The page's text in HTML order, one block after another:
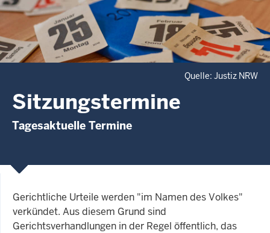
Quelle: Justiz NRW
Sitzungstermine
Tagesaktuelle Termine
Gerichtliche Urteile werden "im Namen des Volkes"
verkündet. Aus diesem Grund sind
Gerichtsverhandlungen in der Regel öffentlich, das